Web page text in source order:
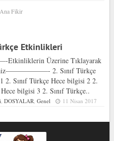
Fikir
Etkinlikleri
Üzerine Tıklayarak
2. Sınıf Türkçe
2. Sınıf Türkçe Hece bilgisi 2 2.
bilgisi 3 2. Sınıf Türkçe..
,DOSYALAR,Genel 11 Nisan 2017